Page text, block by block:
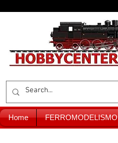
Home FERROMODELISMO